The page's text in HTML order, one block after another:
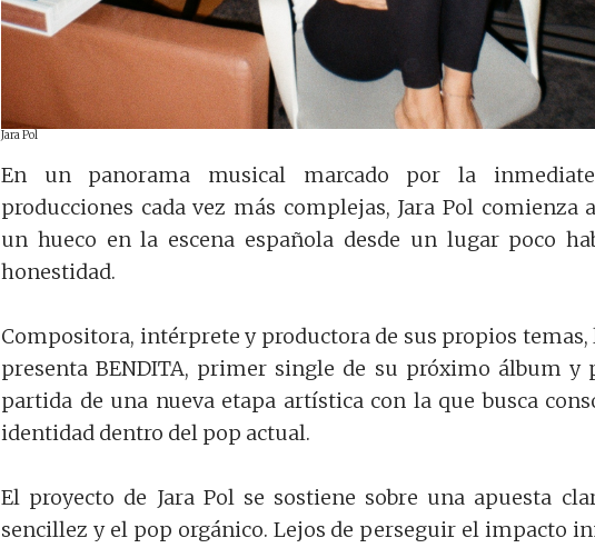
Jara Pol
En un panorama musical marcado por la
producciones cada vez más complejas, Jara Pol comienza
un hueco en la escena española desde un lugar poco
honestidad.
Compositora, intérprete y productora de sus propios
presenta BENDITA, primer single de su próximo álbum y
partida de una nueva etapa artística con la que busca
identidad dentro del pop actual.
El proyecto de Jara Pol se sostiene sobre una apuesta
sencillez y el pop orgánico. Lejos de perseguir el impacto